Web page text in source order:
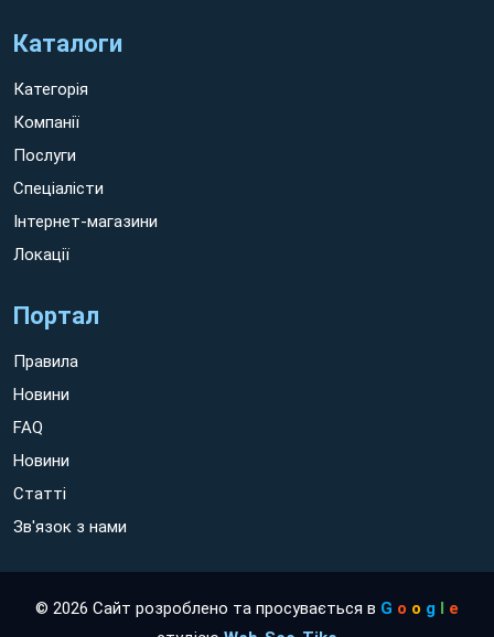
Каталоги
Категорія
Компанії
Послуги
Спеціалісти
Інтернет-магазини
Локації
Портал
Правила
Новини
FAQ
Новини
Статті
Зв'язок з нами
© 2026 Сайт розроблено та просувається в G o o g l e